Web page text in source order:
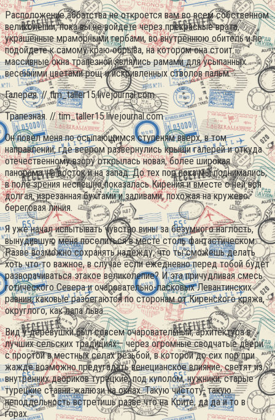
Расположение аббатства не откроется вам во всем собственном
великолепии, пока вы не войдете через прекрасные врата,
украшенные мраморными гербами, во внутреннюю обитель и не
подойдете к самому краю обрыва, на котором она стоит:
массивные окна трапезной являлись рамами для усыпанных
весенними цветами рощ и искривленных стволов пальм.
Галерея. // tim_taller15.livejournal.com
Трапезная. // tim_taller15.livejournal.com
Он повел меня по осыпающимся ступеням вверх, в том
направлении, где веером развернулись крыши галерей и откуда
отечественному взору открылась новая, более широкая
панорама, на восток и на запад. До тех пор пока мы поднимались,
в поле зрения неспешно показалась Кирения и вместе с ней вся
долгая, изрезанная бухтами и заливами, похожая на кружево
береговая линия.
Я уже начал испытывать чувство вины за безумного наглость,
вынудившую меня поселиться в месте столь фантастическом.
Разве возможно сохранять надежду, что ты сможешь делать
хоть что-то важное, в случае если ежедневно перед тобой будет
разворачиваться этакое великолепие? И эта причудливая смесь
готического Севера и очаровательно-ласковых Левантинских
равнин, каковые разбегаются по сторонам от Киренского кряжа,
округлого, как лапа льва…
Вид у деревушки был совсем очаровательный; архитектура в
лучших сельских традициях— через огромные сводчатые двери
с простой в местных сёлах резьбой, в которой до сих пор при
жажде возможно предугадать венецианское влияние, светят из
внутренних двориков турецкие, под куполом, нужники; старые
турецкие ставни-жалюзи на окнах. Такую чистоту, такую
неподдельность встретишь разве что на Крите, да да и то в
горах.